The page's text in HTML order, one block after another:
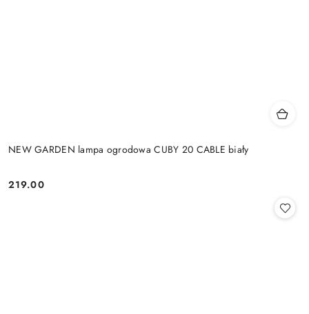
NEW GARDEN lampa ogrodowa CUBY 20 CABLE biały
Cena:
219.00